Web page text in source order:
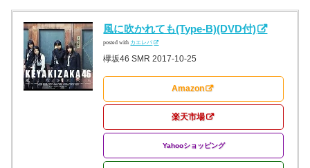
風に吹かれても(Type-B)(DVD付)
posted with カエレバ
欅坂46 SMR 2017-10-25
Amazon
楽天市場
Yahooショッピング